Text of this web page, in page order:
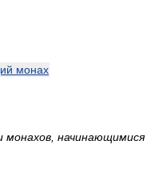
монах
монахов, начинающимися